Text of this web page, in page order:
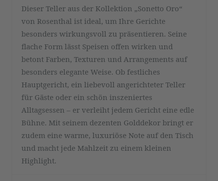
Dieser Teller aus der Kollektion „Sonetto Oro“
von Rosenthal ist ideal, um Ihre Gerichte
besonders wirkungsvoll zu präsentieren. Seine
flache Form lässt Speisen offen wirken und
betont Farben, Texturen und Arrangements auf
besonders elegante Weise. Ob festliches
Hauptgericht, ein liebevoll angerichteter Teller
für Gäste oder ein schön inszeniertes
Alltagsessen – er verleiht jedem Gericht eine edle
Bühne. Mit seinem dezenten Golddekor bringt er
zudem eine warme, luxuriöse Note auf den Tisch
und macht jede Mahlzeit zu einem kleinen
Highlight.